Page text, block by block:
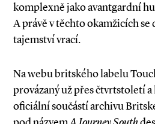
komplexně jako avantgardní
A právě v těchto okamžicích se
tajemství vrací.
Na webu britského labelu
provázaný už přes čtvrtstoletí
oficiální součástí archivu